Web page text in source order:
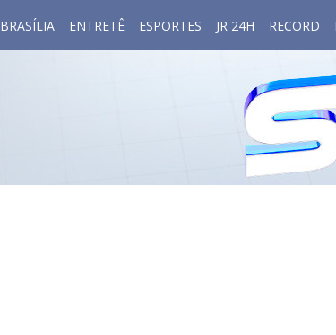
BRASÍLIA ENTRETÊ ESPORTES JR 24H RECORD